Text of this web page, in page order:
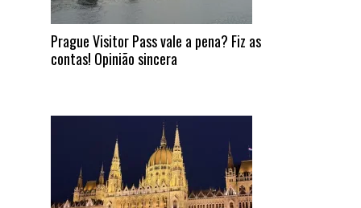
Prague Visitor Pass vale a pena? Fiz as
contas! Opinião sincera